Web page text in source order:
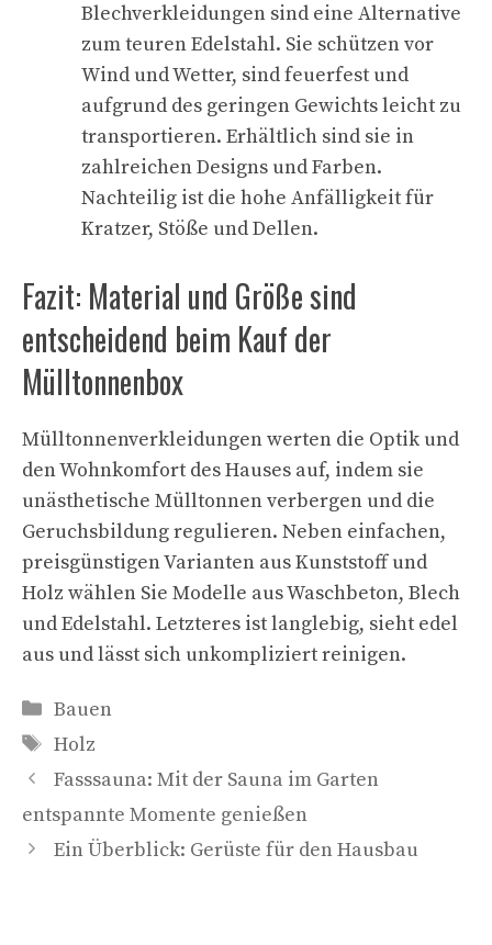
Blechverkleidungen sind eine Alternative
zum teuren Edelstahl. Sie schützen vor
Wind und Wetter, sind feuerfest und
aufgrund des geringen Gewichts leicht zu
transportieren. Erhältlich sind sie in
zahlreichen Designs und Farben.
Nachteilig ist die hohe Anfälligkeit für
Kratzer, Stöße und Dellen.
Fazit: Material und Größe sind
entscheidend beim Kauf der
Mülltonnenbox
Mülltonnenverkleidungen werten die Optik und
den Wohnkomfort des Hauses auf, indem sie
unästhetische Mülltonnen verbergen und die
Geruchsbildung regulieren. Neben einfachen,
preisgünstigen Varianten aus Kunststoff und
Holz wählen Sie Modelle aus Waschbeton, Blech
und Edelstahl. Letzteres ist langlebig, sieht edel
aus und lässt sich unkompliziert reinigen.
Kategorien
Bauen
Schlagwörter
Holz
Fasssauna: Mit der Sauna im Garten
entspannte Momente genießen
Ein Überblick: Gerüste für den Hausbau